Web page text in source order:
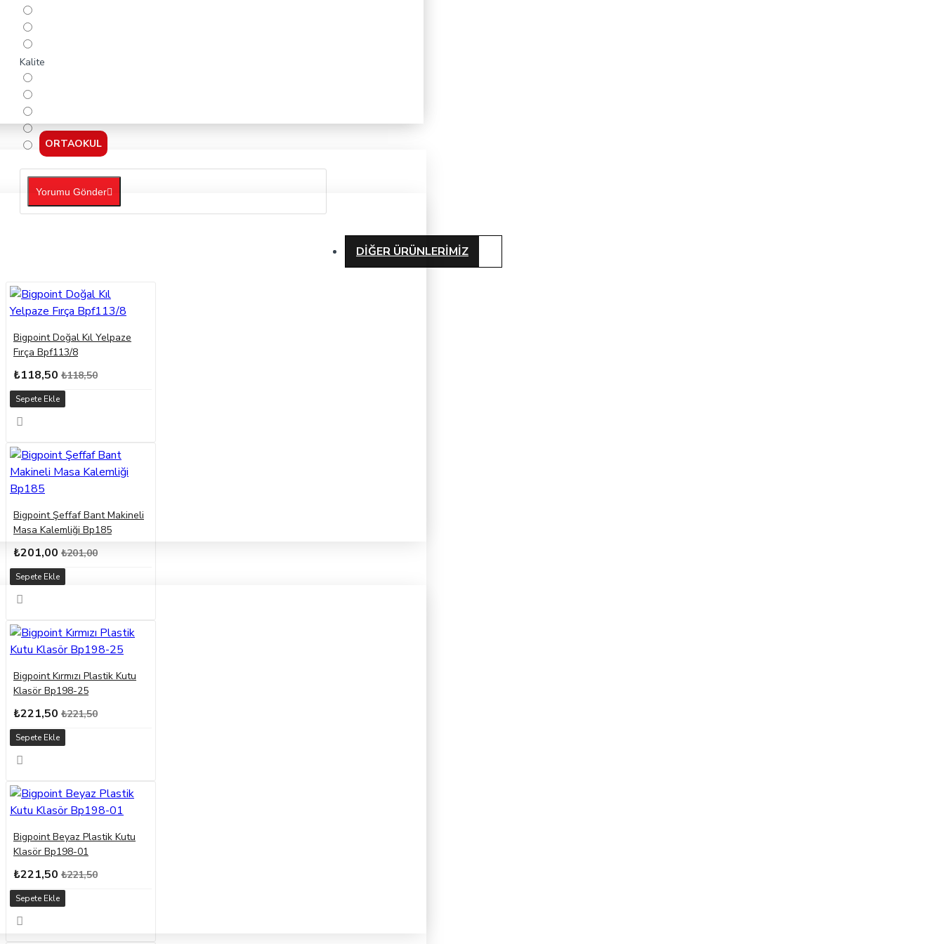
ORTAOKUL
Kalite
Yorumu Gönder
DIĞER ÜRÜNLERIMIZ
Bigpoint Doğal Kıl Yelpaze
Fırça Bpf113/8
₺118,50 ₺118,50
Sepete Ekle
Bigpoint Şeffaf Bant Makineli
Masa Kalemliği Bp185
₺201,00 ₺201,00
Sepete Ekle
Bigpoint Kırmızı Plastik Kutu
Klasör Bp198-25
₺221,50 ₺221,50
Sepete Ekle
Bigpoint Beyaz Plastik Kutu
Klasör Bp198-01
₺221,50 ₺221,50
Sepete Ekle